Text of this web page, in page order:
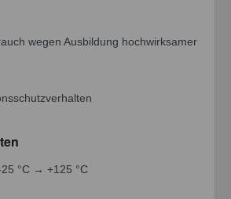
wegen Ausbildung hochwirksamer
°C → +125 °C